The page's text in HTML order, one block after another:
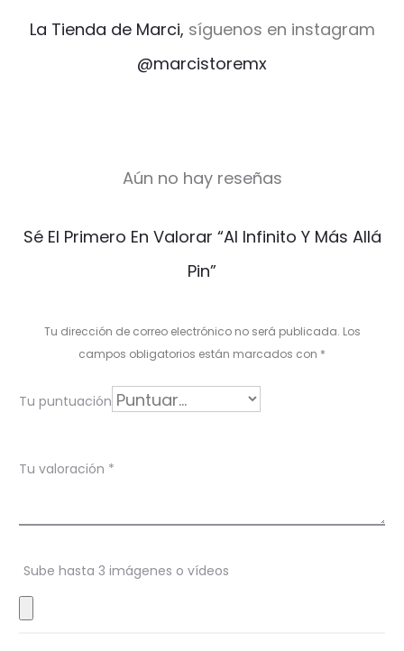
La Tienda de Marci, síguenos en instagram
@marcistoremx
V
a
c
o
n
s
Aún no hay reseñas
Sé El Primero En Valorar “Al Infinito Y Más Allá
Pin”
Tu dirección de correo electrónico no será publicada. Los
campos obligatorios están marcados con *
Tu puntuación
Tu valoración *
Sube hasta 3 imágenes o vídeos